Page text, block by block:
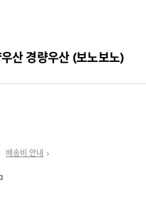
산 경량우산 (보노보노)
배송비 안내